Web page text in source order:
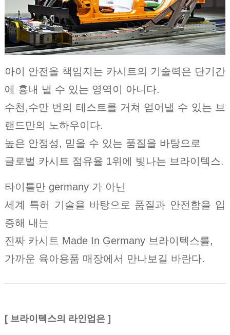
아이 안전을 책임지는 카시트의 기술력은 단기간
에 흉내 낼 수 있는 영역이 아니다.
수천,수만 번의 테스트를 거쳐 얻어낼 수 있는 브
랜드만의 노하우이다.
높은 안정성, 믿을 수 있는 품질을 바탕으로
글로벌 카시트 점유율 1위에 빛나는 브라이텍스.
타이틀만 germany 가 아닌
세계 특허 기술을 바탕으로 품질과 안전함을 입
증해 내는
진짜 카시트 Made In Germany 브라이텍스를,
가까운 육아용품 매장에서 만나보길 바란다.
[ 브라이텍스의 라인업은 ]